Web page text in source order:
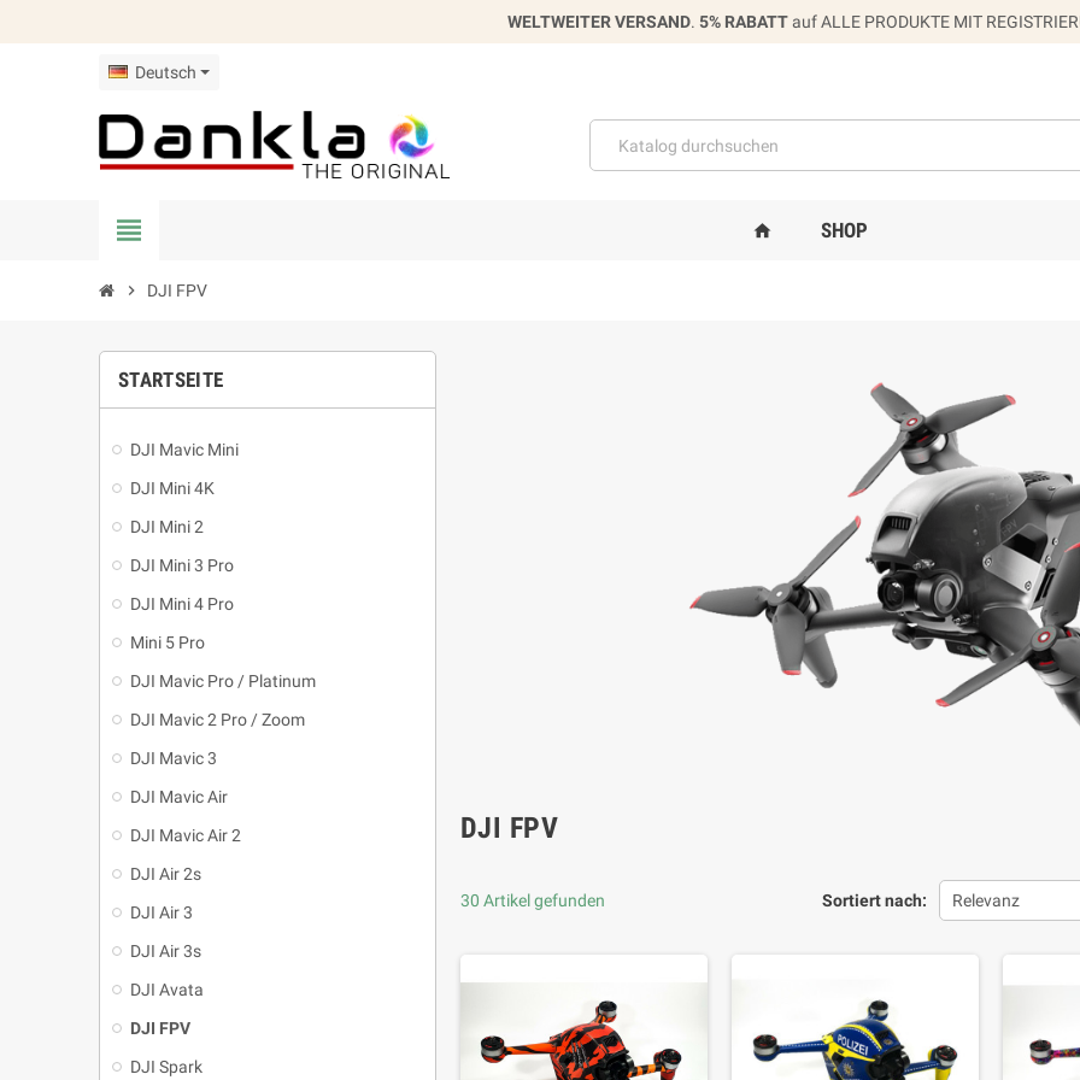
WELTWEITER VERSAND. 5% RABATTauf ALLE PRODUKTE MIT
Deutsch
view_headline home SHOP
chevron_right DJI FPV
STARTSEITE
DJI Mavic Mini
DJI Mini 4K
DJI Mini 2
DJI Mini 3 Pro
DJI Mini 4 Pro
Mini 5 Pro
DJI Mavic Pro / Platinum
DJI Mavic 2 Pro / Zoom
DJI Mavic 3
DJI Mavic Air
DJI Mavic Air 2
DJI Air 2s
DJI Air 3
DJI Air 3s
DJI Avata
DJI FPV
DJI Spark
DJI FPV
Sortiert nach: Relevanz
30 Artikel gefunden